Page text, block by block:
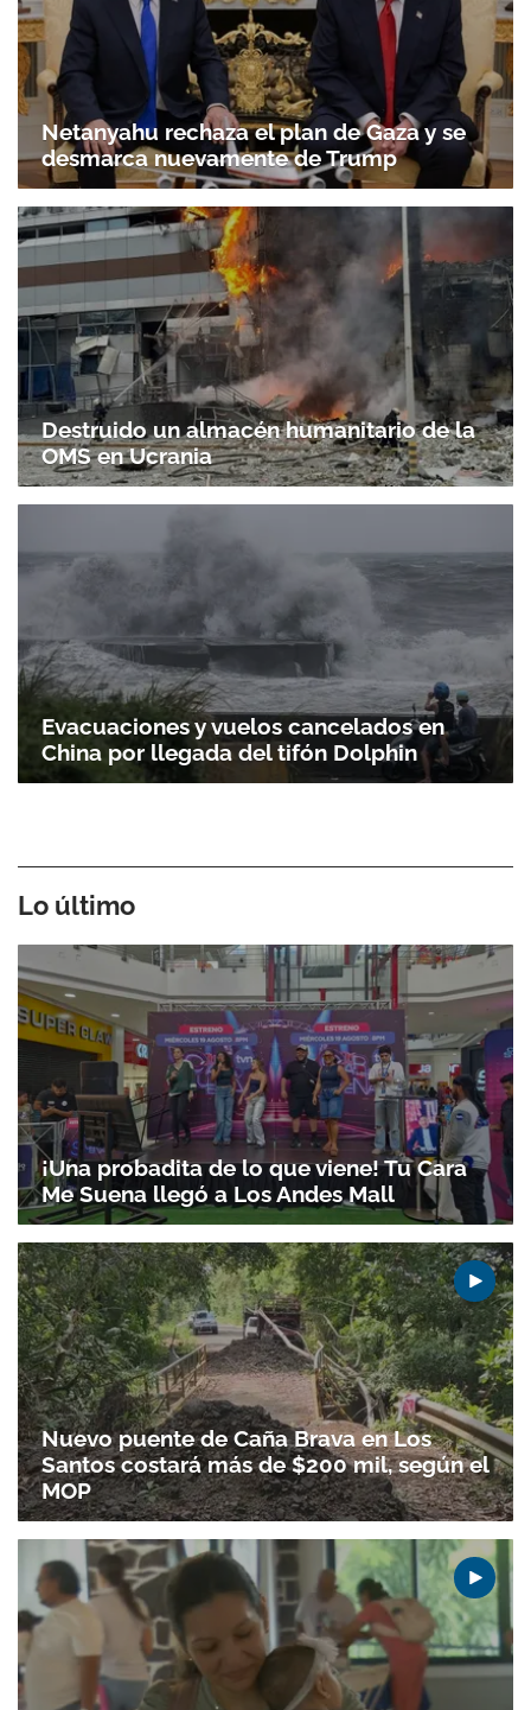
Netanyahu rechaza el plan de Gaza y se
desmarca nuevamente de Trump
Destruido un almacén humanitario de la
OMS en Ucrania
Evacuaciones y vuelos cancelados en
China por llegada del tifón Dolphin
Lo último
¡Una probadita de lo que viene! Tu Cara
Me Suena llegó a Los Andes Mall
Nuevo puente de Caña Brava en Los
Santos costará más de $200 mil, según el
MOP